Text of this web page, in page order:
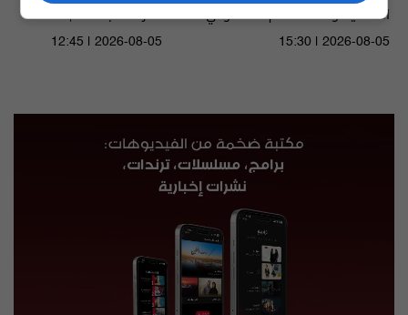
الاعلامية والممثلة نغم المسعودي -
15:30 | 2026-08-05
نشرة ٥ آب ٢٠٢٦ | 2026
12:45 | 2026-08-05